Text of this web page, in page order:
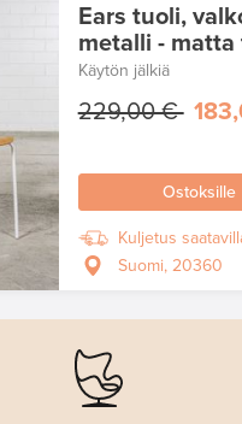
Ears tuoli,
metalli - matta
Käytön jälkiä
229,00 €
Ostoksille
Kuljetus
Suomi, 20360